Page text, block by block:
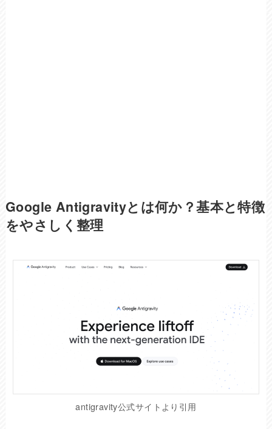
Google Antigravityとは何か？基本と特徴
をやさしく整理
antigravity公式サイトより引用